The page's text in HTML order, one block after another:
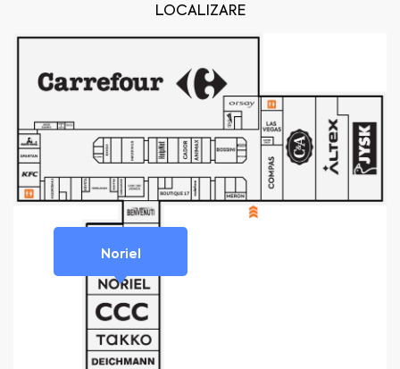
LOCALIZARE
Noriel